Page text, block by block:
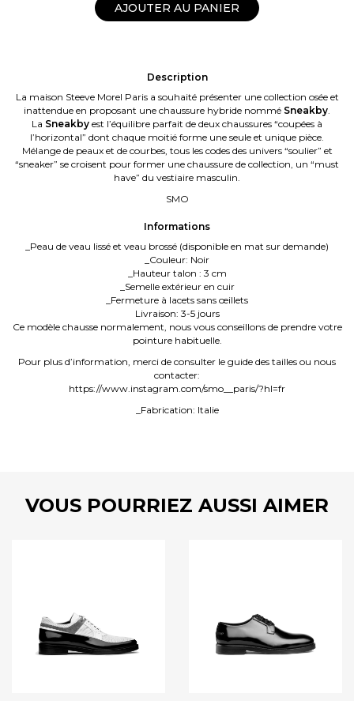
AJOUTER AU PANIER
Description
La maison Steeve Morel Paris a souhaité présenter une collection osée et
inattendue en proposant une chaussure hybride nommé Sneakby.
La Sneakby est l’équilibre parfait de deux chaussures “coupées à
l’horizontal” dont chaque moitié forme une seule et unique pièce.
Mélange de peaux et de courbes, tous les codes des univers “soulier” et
“sneaker” se croisent pour former une chaussure de collection, un “must
have” du vestiaire masculin.
SMO
Informations
_Peau de veau lissé et veau brossé (disponible en mat sur demande)
_Couleur: Noir
_Hauteur talon : 3 cm
_Semelle extérieur en cuir
_Fermeture à lacets sans œillets
Livraison: 3-5 jours
Ce modèle chausse normalement, nous vous conseillons de prendre votre
pointure habituelle.
Pour plus d’information, merci de consulter le guide des tailles ou nous
contacter:
https://www.instagram.com/smo__paris/?hl=fr
_Fabrication: Italie
VOUS POURRIEZ AUSSI AIMER